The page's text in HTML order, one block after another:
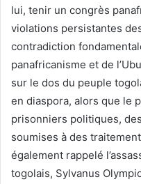
lui, tenir un congrès
violations persistantes
contradiction
panafricanisme et de
sur le dos du peuple
en diaspora, alors que le
prisonniers politiques,
soumises à des
également rappelé
togolais, Sylvanus